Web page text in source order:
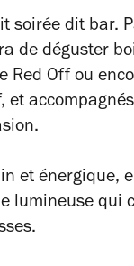
soirée dit bar.
de déguster
Red Off ou
et
et énergique,
lumineuse qui